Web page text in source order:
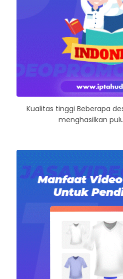
Kualitas tinggi Beberapa
menghasilkan